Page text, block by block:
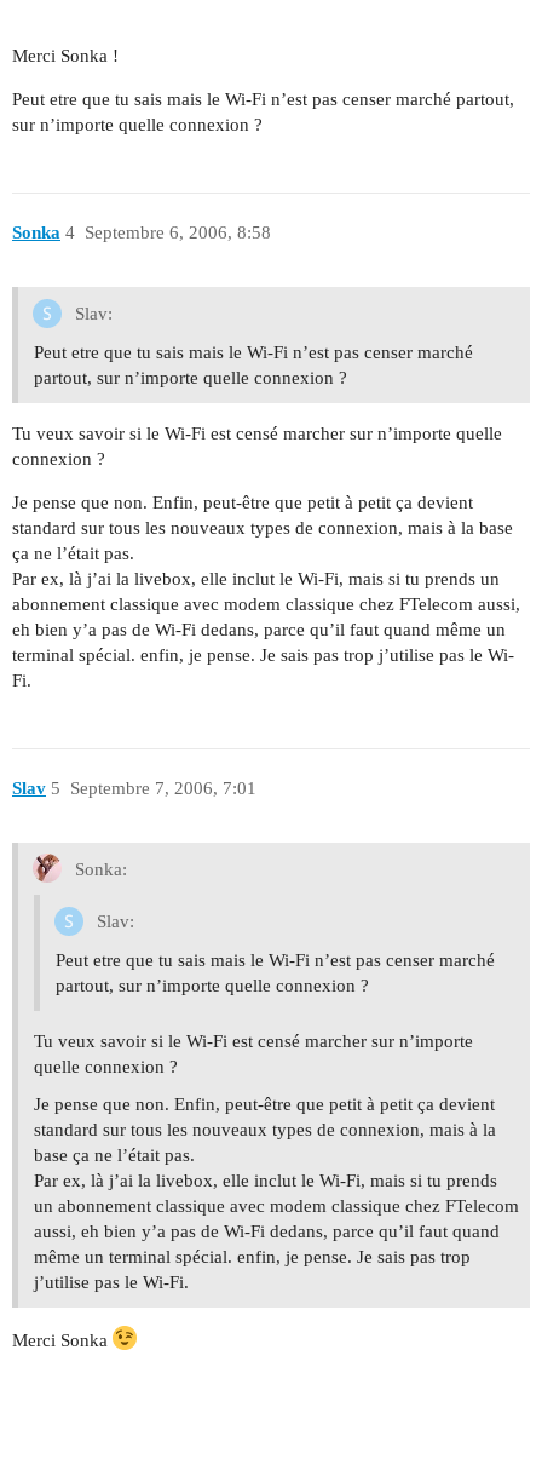
Merci Sonka !
Peut etre que tu sais mais le Wi-Fi n’est pas censer marché partout,
sur n’importe quelle connexion ?
Sonka Septembre 6, 2006, 8:58
4
Slav:
Peut etre que tu sais mais le Wi-Fi n’est pas censer marché
partout, sur n’importe quelle connexion ?
Tu veux savoir si le Wi-Fi est censé marcher sur n’importe quelle
connexion ?
Je pense que non. Enfin, peut-être que petit à petit ça devient
standard sur tous les nouveaux types de connexion, mais à la base
ça ne l’était pas.
Par ex, là j’ai la livebox, elle inclut le Wi-Fi, mais si tu prends un
abonnement classique avec modem classique chez FTelecom aussi,
eh bien y’a pas de Wi-Fi dedans, parce qu’il faut quand même un
terminal spécial. enfin, je pense. Je sais pas trop j’utilise pas le Wi-
Fi.
Slav Septembre 7, 2006, 7:01
5
Sonka:
Slav:
Peut etre que tu sais mais le Wi-Fi n’est pas censer marché
partout, sur n’importe quelle connexion ?
Tu veux savoir si le Wi-Fi est censé marcher sur n’importe
quelle connexion ?
Je pense que non. Enfin, peut-être que petit à petit ça devient
standard sur tous les nouveaux types de connexion, mais à la
base ça ne l’était pas.
Par ex, là j’ai la livebox, elle inclut le Wi-Fi, mais si tu prends
un abonnement classique avec modem classique chez FTelecom
aussi, eh bien y’a pas de Wi-Fi dedans, parce qu’il faut quand
même un terminal spécial. enfin, je pense. Je sais pas trop
j’utilise pas le Wi-Fi.
Merci Sonka